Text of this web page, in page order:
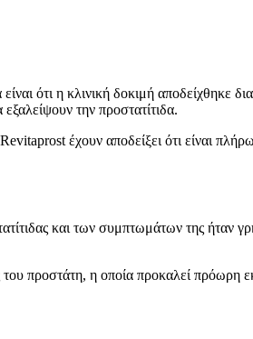
ότι η κλινική δοκιμή αποδείχθηκε
την προστατίτιδα.
έχουν αποδείξει ότι είναι
και των συμπτωμάτων της
προστάτη, η οποία προκαλεί